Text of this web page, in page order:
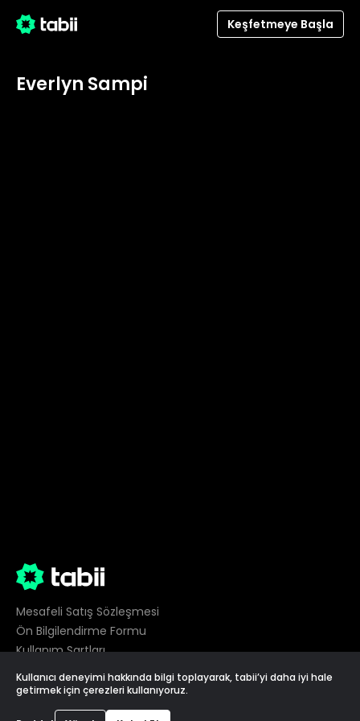
Keşfetmeye Başla
Everlyn Sampi
Mesafeli Satış Sözleşmesi
Ön Bilgilendirme Formu
Kullanım Şartları
Gizlilik
Çerez Tercihleri
Kullanıcı deneyimi hakkında bilgi toplayarak, tabii’yi daha iyi hale
getirmek için çerezleri kullanıyoruz.